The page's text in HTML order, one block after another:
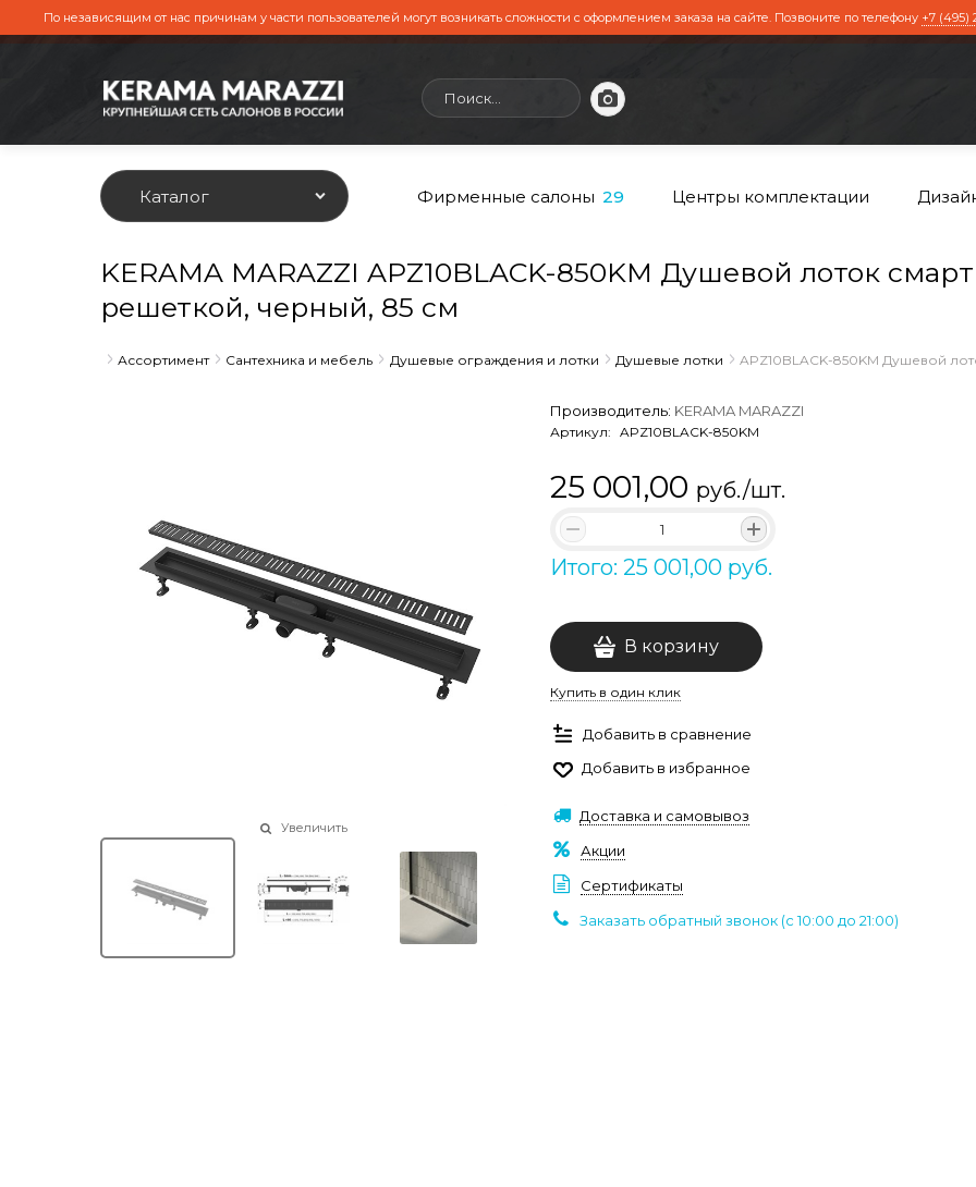
По независящим от нас причинам у части пользователей могут возникать сложности с оформлением заказа на сайте. Позвоните по телефону +7 (495)
Каталог Фирменные салоны 29 Центры комплектации
KERAMA MARAZZI APZ10BLACK-850KM Душевой лоток
решеткой, черный, 85 см
Ассортимент Сантехника и мебель Душевые ограждения и лотки Душевые лотки APZ10BLACK-850KM Душевой
Увеличить
Производитель: KERAMA MARAZZI
Артикул: APZ10BLACK-850KM
25 001,00 руб./шт.
Итого: 25 001,00 руб.
В корзину
Купить в один клик
Добавить в сравнение
Добавить в избранное
Доставка и самовывоз
Акции
Сертификаты
Заказать обратный звонок (c 10:00 до 21:00)